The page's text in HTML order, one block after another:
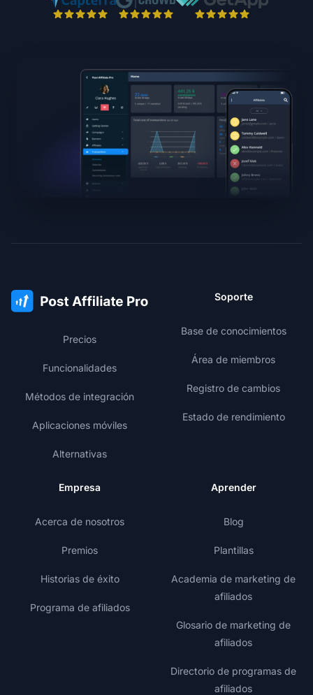
Precios
Funcionalidades
Métodos de integración
Aplicaciones móviles
Alternativas
Soporte
Base de conocimientos
Área de miembros
Registro de cambios
Estado de rendimiento
Empresa
Acerca de nosotros
Premios
Historias de éxito
Programa de afiliados
Aprender
Blog
Plantillas
Academia de marketing de
afiliados
Glosario de marketing de
afiliados
Directorio de programas de
afiliados